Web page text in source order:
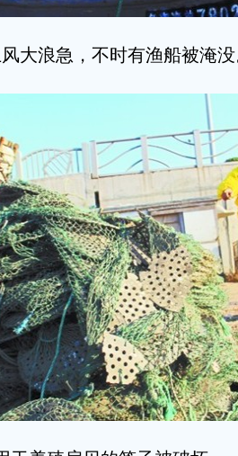
大浪急，不时有渔船被淹